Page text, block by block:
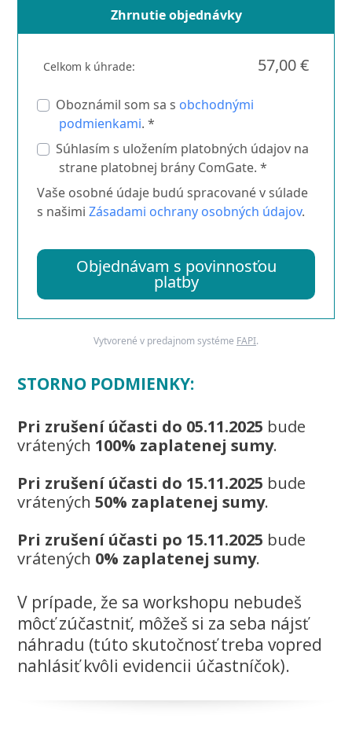
Zhrnutie objednávky
Celkom k úhrade: 57,00 €
Oboznámil som sa s obchodnými
podmienkami. *
Súhlasím s uložením platobných údajov na
strane platobnej brány ComGate. *
Vaše osobné údaje budú spracované v súlade
s našimiZásadami ochrany osobných údajov.
Objednávam s povinnosťou
platby
Vytvorené v predajnom systéme FAPI.
STORNO PODMIENKY:
Pri zrušení účasti do 05.11.2025 bude
vrátených 100% zaplatenej sumy.
Pri zrušení účasti do 15.11.2025 bude
vrátených50% zaplatenej sumy.
Pri zrušení účasti po 15.11.2025 bude
vrátených 0% zaplatenej sumy.
V prípade, že sa workshopu nebudeš
môcť zúčastniť, môžeš si za seba nájsť
náhradu (túto skutočnosť treba vopred
nahlásiť kvôli evidencii účastníčok).